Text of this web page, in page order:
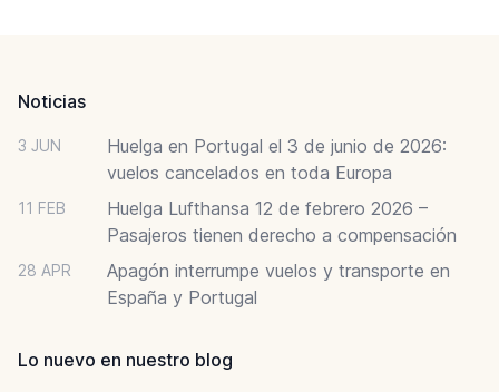
Noticias
3 JUN
Huelga en Portugal el 3 de junio de 2026:
vuelos cancelados en toda Europa
11 FEB
Huelga Lufthansa 12 de febrero 2026 –
Pasajeros tienen derecho a compensación
28 APR
Apagón interrumpe vuelos y transporte en
España y Portugal
Lo nuevo en nuestro blog